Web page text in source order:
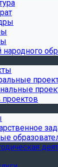
народного